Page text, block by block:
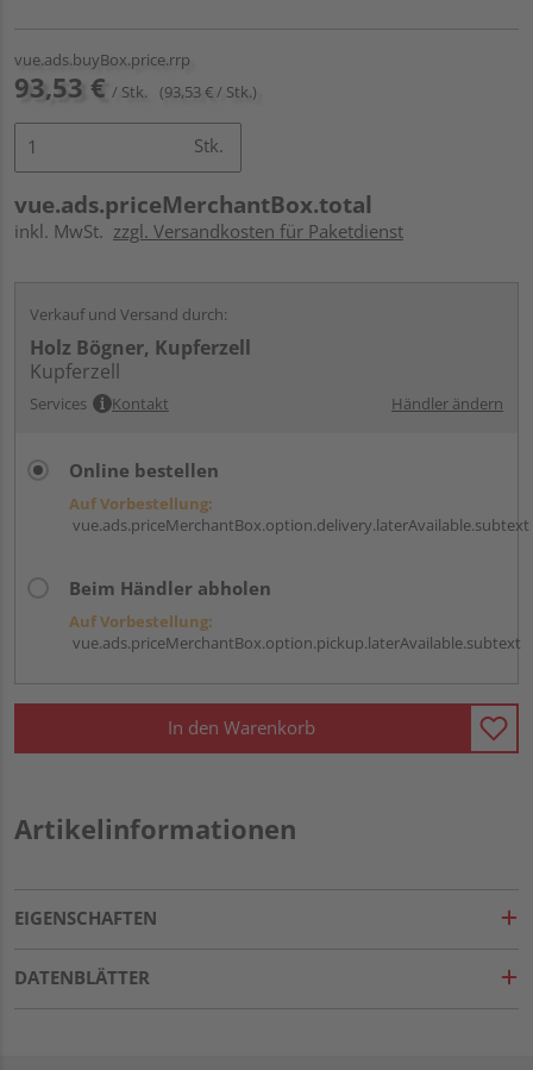
vue.ads.buyBox.price.rrp
93,53 € / Stk. (93,53 € / Stk.)
Stk.
vue.ads.priceMerchantBox.total
inkl. MwSt. zzgl. Versandkosten für Paketdienst
Verkauf und Versand durch:
Holz Bögner, Kupferzell
Kupferzell
Services Kontakt Händler ändern
Online bestellen
Auf Vorbestellung:
vue.ads.priceMerchantBox.option.delivery.laterAvailable.subtext
Beim Händler abholen
Auf Vorbestellung:
vue.ads.priceMerchantBox.option.pickup.laterAvailable.subtext
In den Warenkorb
Artikelinformationen
EIGENSCHAFTEN
DATENBLÄTTER